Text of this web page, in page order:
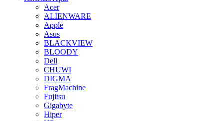
Acer
ALIENWARE
Apple
Asus
BLACKVIEW
BLOODY
Dell
CHUWI
DIGMA
FragMachine
Fujitsu
Gigabyte
Hiper